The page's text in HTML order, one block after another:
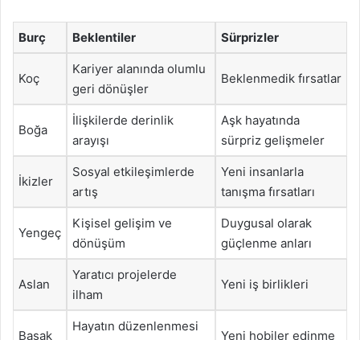
Burç Beklentiler Sürprizler
Koç
Kariyer alanında olumlu
geri dönüşler
Beklenmedik fırsatlar
Boğa
İlişkilerde derinlik
arayışı
Aşk hayatında
sürpriz gelişmeler
İkizler
Sosyal etkileşimlerde
artış
Yeni insanlarla
tanışma fırsatları
Yengeç
Kişisel gelişim ve
dönüşüm
Duygusal olarak
güçlenme anları
Aslan
Yaratıcı projelerde
ilham
Yeni iş birlikleri
Başak
Hayatın düzenlenmesi
Yeni hobiler edinme